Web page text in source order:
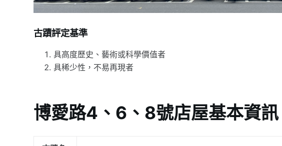
古蹟評定基準
具高度歷史、藝術或科學價值者
具稀少性，不易再現者
博愛路4、6、8號店屋基本資訊